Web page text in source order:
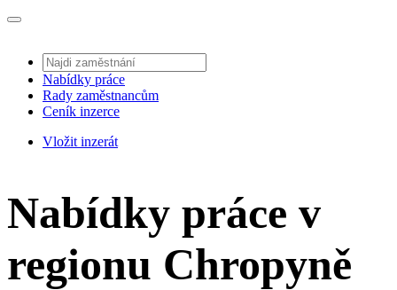
Nabídky práce
Rady zaměstnancům
Ceník inzerce
Vložit inzerát
Nabídky práce v
regionu Chropyně